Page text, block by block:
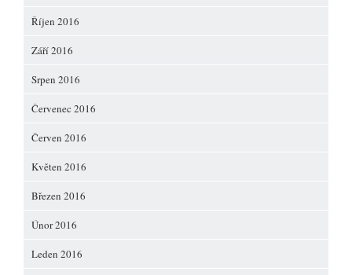
Říjen 2016
Září 2016
Srpen 2016
Červenec 2016
Červen 2016
Květen 2016
Březen 2016
Únor 2016
Leden 2016